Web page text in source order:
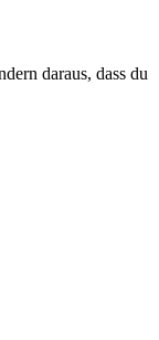
daraus, dass du